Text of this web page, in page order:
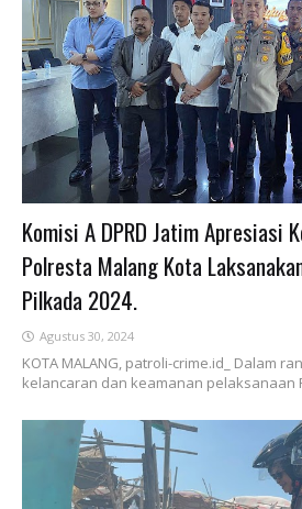
Komisi A DPRD Jatim Apresiasi
Polresta Malang Kota
Pilkada 2024.
Agustus 30, 2024
KOTA MALANG, patroli-crime.id_ Dalam
kelancaran dan keamanan pelaksanaan